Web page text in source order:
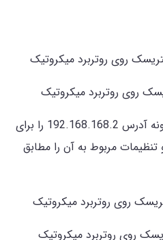
روی روتربرد میکروتیک
4.مرحله چهارم: به عنوان نمونه آدرس 192.168.168.2 را برای
مربوط به آن را مطابق
روی روتربرد میکروتیک